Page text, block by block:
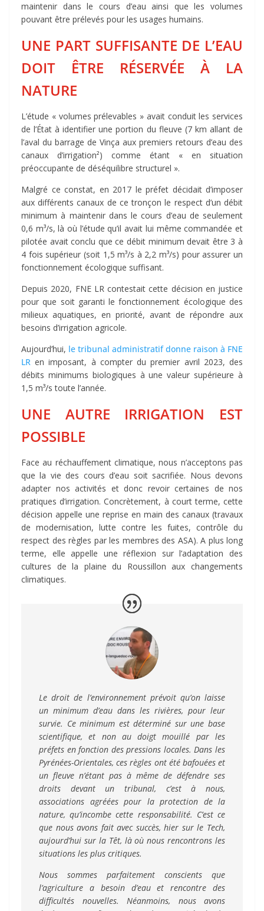
maintenir dans le cours d’eau ainsi que les volumes
pouvant être prélevés pour les usages humains.
UNE PART SUFFISANTE DE L’EAU
DOIT ÊTRE RÉSERVÉE À LA
NATURE
L’étude « volumes prélevables » avait conduit les services
de l’État à identifier une portion du fleuve (7 km allant de
l’aval du barrage de Vinça aux premiers retours d’eau des
canaux d’irrigation²) comme étant « en situation
préoccupante de déséquilibre structurel ».
Malgré ce constat, en 2017 le préfet décidait d’imposer
aux différents canaux de ce tronçon le respect d’un débit
minimum à maintenir dans le cours d’eau de seulement
0,6 m³/s, là où l’étude qu’il avait lui même commandée et
pilotée avait conclu que ce débit minimum devait être 3 à
4 fois supérieur (soit 1,5 m³/s à 2,2 m³/s) pour assurer un
fonctionnement écologique suffisant.
Depuis 2020, FNE LR contestait cette décision en justice
pour que soit garanti le fonctionnement écologique des
milieux aquatiques, en priorité, avant de répondre aux
besoins d’irrigation agricole.
Aujourd’hui, le tribunal administratif donne raison à FNE
LR en imposant, à compter du premier avril 2023, des
débits minimums biologiques à une valeur supérieure à
1,5 m³/s toute l’année.
UNE AUTRE IRRIGATION EST
POSSIBLE
Face au réchauffement climatique, nous n’acceptons pas
que la vie des cours d’eau soit sacrifiée. Nous devons
adapter nos activités et donc revoir certaines de nos
pratiques d’irrigation. Concrètement, à court terme, cette
décision appelle une reprise en main des canaux (travaux
de modernisation, lutte contre les fuites, contrôle du
respect des règles par les membres des ASA). A plus long
terme, elle appelle une réflexion sur l’adaptation des
cultures de la plaine du Roussillon aux changements
climatiques.
Le droit de l’environnement prévoit qu’on laisse
un minimum d’eau dans les rivières, pour leur
survie. Ce minimum est déterminé sur une base
scientifique, et non au doigt mouillé par les
préfets en fonction des pressions locales. Dans les
Pyrénées-Orientales, ces règles ont été bafouées et
un fleuve n’étant pas à même de défendre ses
droits devant un tribunal, c’est à nous,
associations agréées pour la protection de la
nature, qu’incombe cette responsabilité. C’est ce
que nous avons fait avec succès, hier sur le Tech,
aujourd’hui sur la Têt, là où nous rencontrons les
situations les plus critiques.
Nous sommes parfaitement conscients que
l’agriculture a besoin d’eau et rencontre des
difficultés nouvelles. Néanmoins, nous avons